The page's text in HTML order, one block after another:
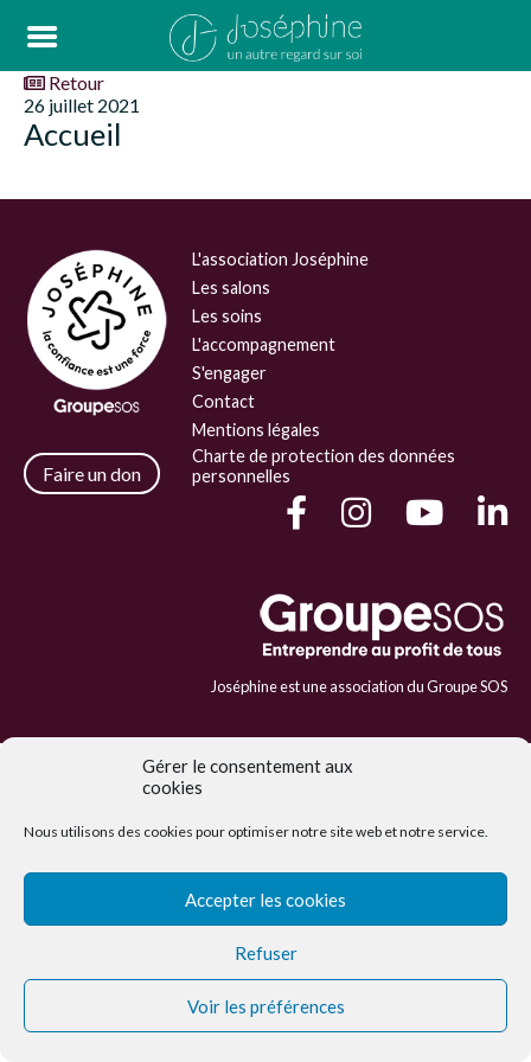
Gérer le consentement aux
cookies
Nous utilisons des cookies pour optimiser notre site web et notre service.
Accepter les cookies
Refuser
Voir les préférences
Retour
26 juillet 2021
Accueil
Faire un don
L'association Joséphine
Les salons
Les soins
L'accompagnement
S'engager
Contact
Mentions légales
Charte de protection des données
personnelles
Joséphine est une association du Groupe SOS